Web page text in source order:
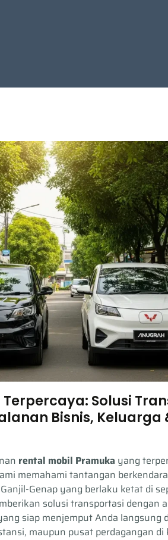
Solusi
Bisnis, Keluarga
rental mobil Pramuka yang
memahami tantangan
Genap yang berlaku ketat di
solusi transportasi dengan
siap menjemput Anda langsung
maupun pusat perdagangan di